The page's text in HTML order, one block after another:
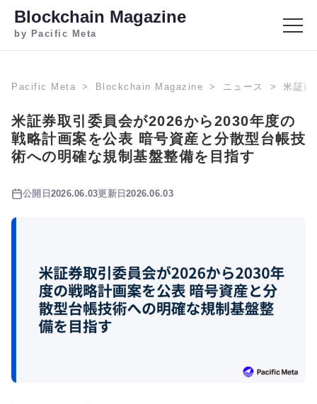
Blockchain Magazine
by Pacific Meta
Pacific Meta Blockchain Magazine ニュース 米証券
米証券取引委員会が2026から2030年度の
戦略計画案を公表 暗号資産と分散型台帳技
術への明確な規制基盤整備を目指す
公開日 2026.06.03更新日2026.06.03